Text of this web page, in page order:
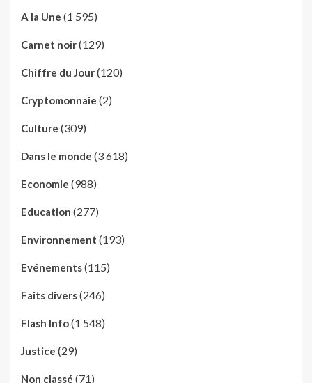
A la Une (1 595)
Carnet noir(129)
Chiffre du Jour(120)
Cryptomonnaie (2)
Culture (309)
Dans le monde (3 618)
Economie (988)
Education (277)
Environnement (193)
Evénements(115)
Faits divers(246)
Flash Info(1 548)
Justice (29)
Non classé (71)